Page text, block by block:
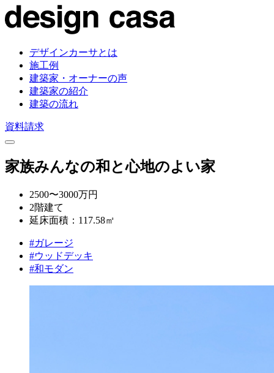
デザインカーサとは
施工例
建築家・オーナーの声
建築家の紹介
建築の流れ
資料請求
家族みんなの和と心地のよい家
2500〜3000万円
2階建て
延床面積：117.58㎡
#ガレージ
#ウッドデッキ
#和モダン